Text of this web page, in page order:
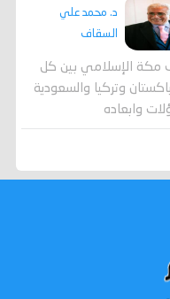
د. محمد علي
السقاف
مكة الإسلامي بين كل
وتركيا والسعودية
وابعاده